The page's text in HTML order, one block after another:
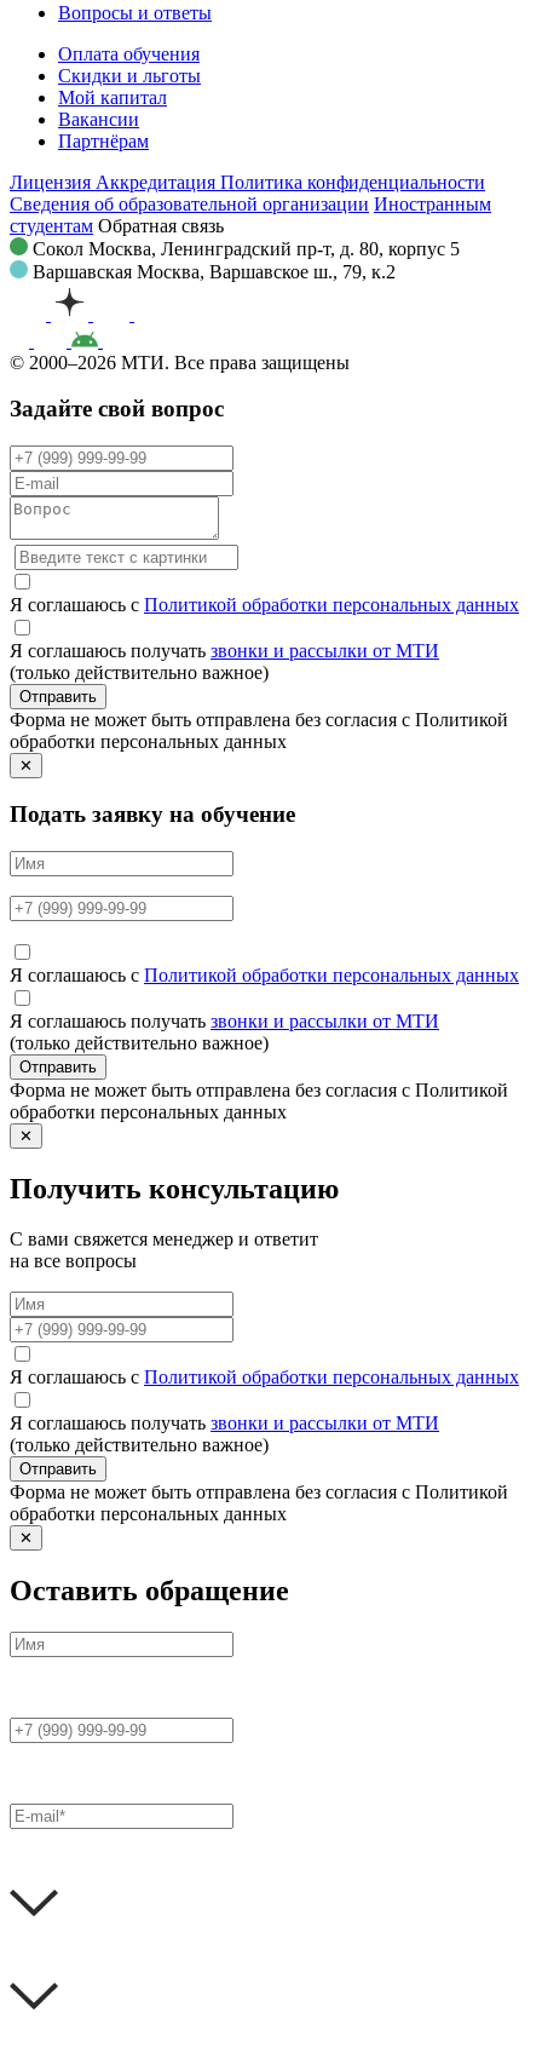
Вопросы и ответы
Оплата обучения
Скидки и льготы
Мой капитал
Вакансии
Партнёрам
Лицензия Аккредитация Политика конфиденциальности
Сведения об образовательной организации Иностранным
студентам Обратная связь
Сокол Москва, Ленинградский пр-т, д. 80, корпус 5
Варшавская Москва, Варшавское ш., 79, к.2
© 2000–2026 МТИ. Все права защищены
Задайте свой вопрос
Я соглашаюсь с Политикой обработки персональных данных
Я соглашаюсь получать звонки и рассылки от МТИ
(только действительно важное)
Отправить
Форма не может быть отправлена без согласия с Политикой
обработки персональных данных
✕
Подать заявку на обучение
Я соглашаюсь с Политикой обработки персональных данных
Я соглашаюсь получать звонки и рассылки от МТИ
(только действительно важное)
Отправить
Форма не может быть отправлена без согласия с Политикой
обработки персональных данных
✕
Получить консультацию
С вами свяжется менеджер и ответит
на все вопросы
Я соглашаюсь с Политикой обработки персональных данных
Я соглашаюсь получать звонки и рассылки от МТИ
(только действительно важное)
Отправить
Форма не может быть отправлена без согласия с Политикой
обработки персональных данных
✕
Оставить обращение